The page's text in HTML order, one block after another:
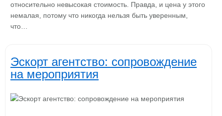
относительно невысокая стоимость. Правда, и цена у этого
немалая, потому что никогда нельзя быть уверенным,
что…
Эскорт агентство: сопровождение
на мероприятия